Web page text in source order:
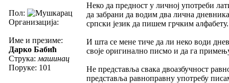
Пол:
Организација:
Име и презиме:
Дарко Бабић
Струка: машинац
Поруке: 101
Неко да предност у личној употреби
да забрани да водим два лична
српски језик да пишем грчким
И шта се мене тиче да ли неко води
своје оригинално писмо и да га
Не представља свака двоазбучност
представља равноправну употребу